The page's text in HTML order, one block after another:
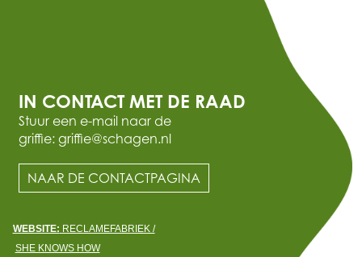
IN CONTACT MET DE RAAD
Stuur een e-mail naar de
griffie: griffie@schagen.nl
NAAR DE CONTACTPAGINA
WEBSITE: RECLAMEFABRIEK /
SHE KNOWS HOW